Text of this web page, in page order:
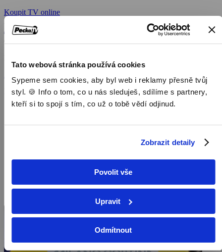
Tato webová stránka používá cookies
Sypeme sem cookies, aby byl web i reklamy přesně tvůj
styl. 🍪 Info o tom, co u nás sleduješ, sdílíme s partnery,
kteří si to spojí s tím, co už o tobě vědí odjinud.
Zobrazit detaily
Povolit vše
Upravit
Odmítnout
Koupit TV online
Hodnocení:
Pořad aktuálně není v nabídce